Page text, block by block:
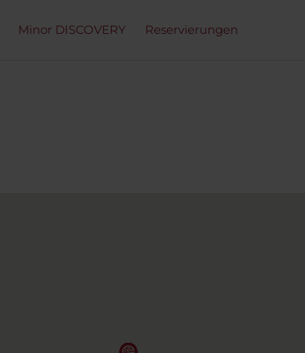
Minor DISCOVERY Reservierungen